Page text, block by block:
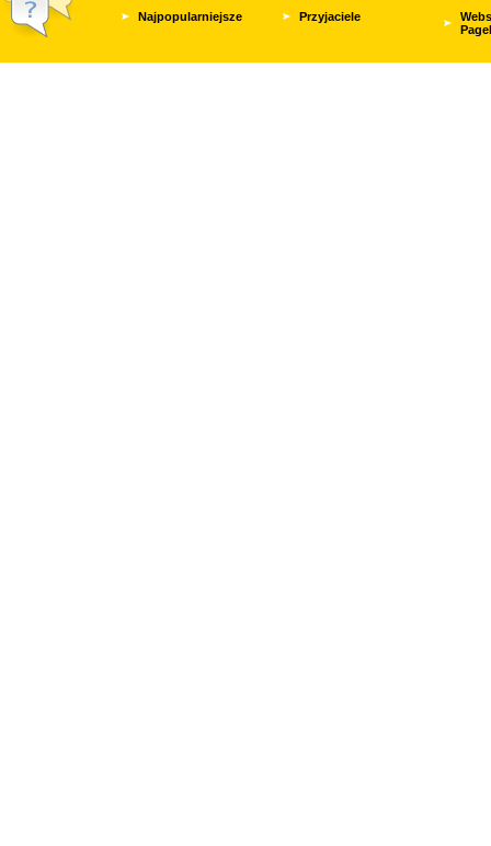
Najpopularniejsze Przyjaciele